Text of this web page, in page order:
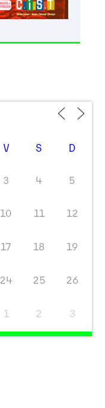
V S D
3 4 5
10 11 12
17 18 19
24 25 26
1 2 3